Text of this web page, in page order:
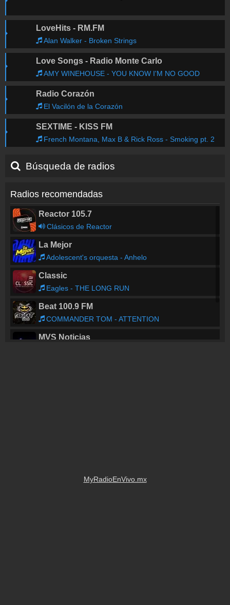
LoveHits - RM.FM
Alan Walker - Broken Strings
Love Songs - Radio Monte Carlo
AMY WINEHOUSE - YOU KNOW I'M NO GOOD
Radio Corazón
El Vacilón de la Corazón
SEXTIME - KISS FM
French Montana, Max B & Rick Ross - Smoking pt. 2
Búsqueda de radios
Radios recomendadas
Reactor 105.7
Clásicos de Reactor
La Mejor
Adolescent's orquesta - Anhelo
Classic
Eagles - THE LONG RUN
Beat 100.9 FM
COMMANDER TOM - ATTENTION
MVS Noticias
MyRadioEnVivo.mx